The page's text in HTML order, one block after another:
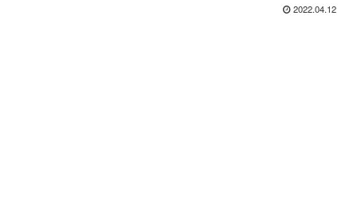
2022.04.12